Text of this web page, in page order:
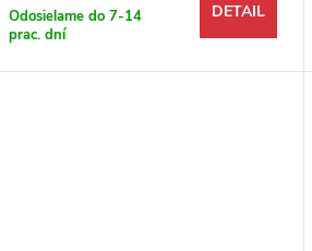
Odosielame do 7-14
prac. dní
DETAIL